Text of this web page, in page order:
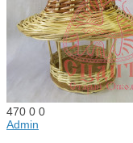
470 0 0
Admin